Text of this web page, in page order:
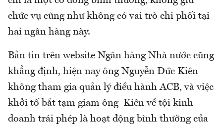
chức vụ cũng như không có vai trò chi phối tại
hai ngân hàng này.
Bản tin trên website Ngân hàng Nhà nước cũng
khẳng định, hiện nay ông Nguyễn Đức Kiên
không tham gia quản lý điều hành ACB, và việc
khởi tố bắt tạm giam ông Kiên về tội kinh
doanh trái phép là hoạt động bình thường của